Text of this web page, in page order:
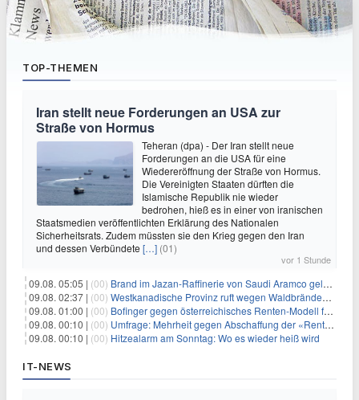
TOP-THEMEN
Iran stellt neue Forderungen an USA zur
Straße von Hormus
Teheran (dpa) - Der Iran stellt neue
Forderungen an die USA für eine
Wiedereröffnung der Straße von Hormus.
Die Vereinigten Staaten dürften die
Islamische Republik nie wieder
bedrohen, hieß es in einer von iranischen
Staatsmedien veröffentlichten Erklärung des Nationalen
Sicherheitsrats. Zudem müssten sie den Krieg gegen den Iran
und dessen Verbündete […] (01)
vor 1 Stunde
09.08. 05:05 | (00) Brand im Jazan-Raffinerie von Saudi Aramco gelöscht: Auswirkungen auf die Energiemärkte
09.08. 02:37 | (00) Westkanadische Provinz ruft wegen Waldbränden Notstand aus
09.08. 01:00 | (00) Bofinger gegen österreichisches Renten-Modell für Schwerarbeiter
09.08. 00:10 | (00) Umfrage: Mehrheit gegen Abschaffung der «Rente mit 63»
09.08. 00:10 | (00) Hitzealarm am Sonntag: Wo es wieder heiß wird
IT-NEWS